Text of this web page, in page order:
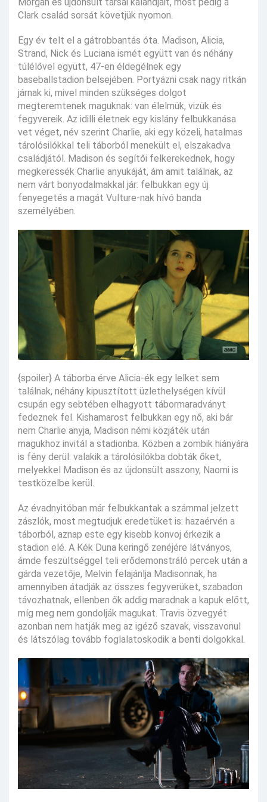
Clark család sorsát követjük nyomon.
Egy év telt el a gátrobbantás óta. Madison, Alicia,
Strand, Nick és Luciana ismét együtt van és néhány
túlélővel együtt, 47-en éldegélnek egy
baseballstadion belsejében. Portyázni csak nagy ritkán
járnak ki, mivel minden szükséges dolgot
megteremtenek maguknak: van élelmük, vizük és
fegyvereik. Az idilli életnek egy kislány felbukkanása
vet véget, név szerint Charlie, aki egy közeli, hatalmas
tárolósilókkal teli táborból menekült el, elszakadva
családjától. Madison és segítői felkerekednek, hogy
megkeressék Charlie anyukáját, ám amit találnak, az
nem várt bonyodalmakkal jár: felbukkan egy új
fenyegetés a magát Vulture-nak hívó banda
személyében.
{spoiler} A táborba érve Alicia-ék egy lelket sem
találnak, néhány kipusztított üzlethelységen kívül
csupán egy sebtében elhagyott tábormaradványt
fedeznek fel. Kishamarost felbukkan egy nő, aki bár
nem Charlie anyja, Madison némi közjáték után
magukhoz invitál a stadionba. Közben a zombik hiányára
is fény derül: valakik a tárolósilókba dobták őket,
melyekkel Madison és az újdonsült asszony, Naomi is
testközelbe kerül.
Az évadnyitóban már felbukkantak a számmal jelzett
zászlók, most megtudjuk eredetüket is: hazaérvén a
táborból, aznap este egy kisebb konvoj érkezik a
stadion elé. A Kék Duna keringő zenéjére látványos,
ámde feszültséggel teli erődemonstráló percek után a
gárda vezetője, Melvin felajánlja Madisonnak, ha
amennyiben átadják az összes fegyverüket, szabadon
távozhatnak, ellenben ők addig maradnak a kapuk előtt,
míg meg nem gondolják magukat. Travis özvegyét
azonban nem hatják meg az igéző szavak, visszavonul
és látszólag tovább foglalatoskodik a benti dolgokkal.